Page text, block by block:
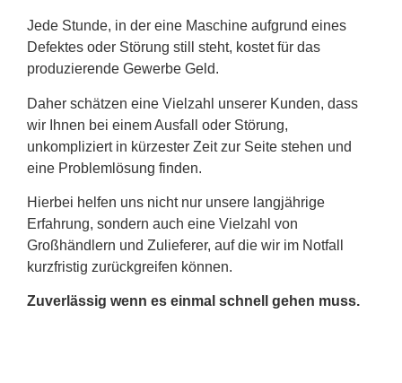
Jede Stunde, in der eine Maschine aufgrund eines
Defektes oder Störung still steht, kostet für das
produzierende Gewerbe Geld.
Daher schätzen eine Vielzahl unserer Kunden, dass
wir Ihnen bei einem Ausfall oder Störung,
unkompliziert in kürzester Zeit zur Seite stehen und
eine Problemlösung finden.
Hierbei helfen uns nicht nur unsere langjährige
Erfahrung, sondern auch eine Vielzahl von
Großhändlern und Zulieferer, auf die wir im Notfall
kurzfristig zurückgreifen können.
Zuverlässig wenn es einmal schnell gehen muss.